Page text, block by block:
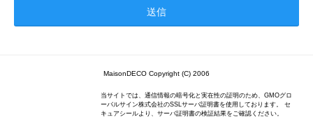
MaisonDECO Copyright (C) 2006
当サイトでは、通信情報の暗号化と実在性の証明のため、GMOグロ
ーバルサイン株式会社のSSLサーバ証明書を使用しております。 セ
キュアシールより、サーバ証明書の検証結果をご確認ください。